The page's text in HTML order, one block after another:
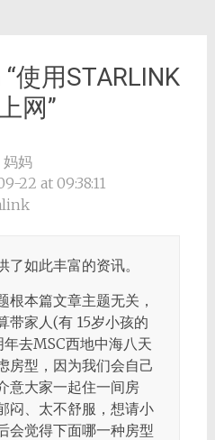
使用STARLINK
网”
妈
22 at 09:38:11
如此丰富的资讯。
根本篇文章主题无关，
带家人(有 15岁小孩的
去MSC西地中海八天
房型，因为我们会自己
意大家一起住一间房
闷、太不舒服，想请小
会觉得下面哪一种房型